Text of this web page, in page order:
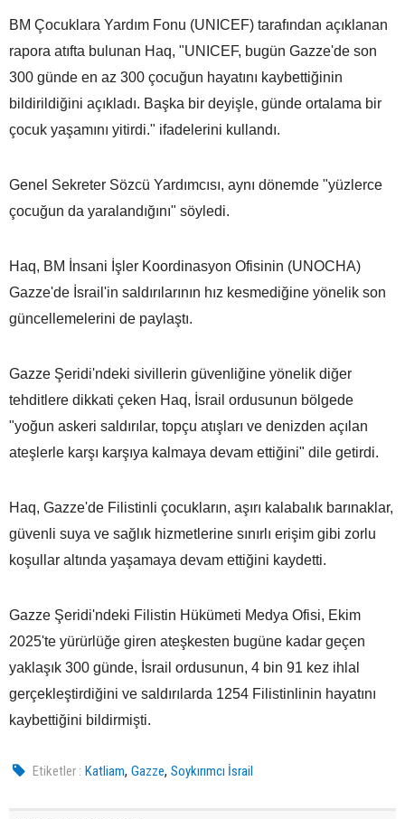
BM Çocuklara Yardım Fonu (UNICEF) tarafından açıklanan
rapora atıfta bulunan Haq, "UNICEF, bugün Gazze'de son
300 günde en az 300 çocuğun hayatını kaybettiğinin
bildirildiğini açıkladı. Başka bir deyişle, günde ortalama bir
çocuk yaşamını yitirdi." ifadelerini kullandı.
Genel Sekreter Sözcü Yardımcısı, aynı dönemde "yüzlerce
çocuğun da yaralandığını" söyledi.
Haq, BM İnsani İşler Koordinasyon Ofisinin (UNOCHA)
Gazze'de İsrail'in saldırılarının hız kesmediğine yönelik son
güncellemelerini de paylaştı.
Gazze Şeridi'ndeki sivillerin güvenliğine yönelik diğer
tehditlere dikkati çeken Haq, İsrail ordusunun bölgede
"yoğun askeri saldırılar, topçu atışları ve denizden açılan
ateşlerle karşı karşıya kalmaya devam ettiğini" dile getirdi.
Haq, Gazze'de Filistinli çocukların, aşırı kalabalık barınaklar,
güvenli suya ve sağlık hizmetlerine sınırlı erişim gibi zorlu
koşullar altında yaşamaya devam ettiğini kaydetti.
Gazze Şeridi'ndeki Filistin Hükümeti Medya Ofisi, Ekim
2025'te yürürlüğe giren ateşkesten bugüne kadar geçen
yaklaşık 300 günde, İsrail ordusunun, 4 bin 91 kez ihlal
gerçekleştirdiğini ve saldırılarda 1254 Filistinlinin hayatını
kaybettiğini bildirmişti.
Etiketler : Katliam,Gazze,Soykırımcı İsrail